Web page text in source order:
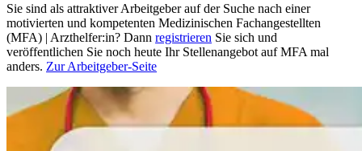
Sie sind als attraktiver Arbeitgeber auf der Suche nach einer
motivierten und kompetenten Medizinischen Fachangestellten
(MFA) | Arzthelfer:in? Dann registrieren Sie sich und
veröffentlichen Sie noch heute Ihr Stellenangebot auf MFA mal
anders. Zur Arbeitgeber-Seite